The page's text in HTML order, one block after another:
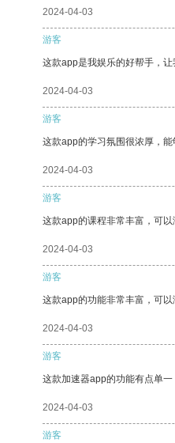
2024-04-03
游客
这款app是我娱乐的好帮手，让
2024-04-03
游客
这款app的学习氛围很浓厚，能
2024-04-03
游客
这款app的课程非常丰富，可以
2024-04-03
游客
这款app的功能非常丰富，可以
2024-04-03
游客
这款加速器app的功能有点单一
2024-04-03
游客